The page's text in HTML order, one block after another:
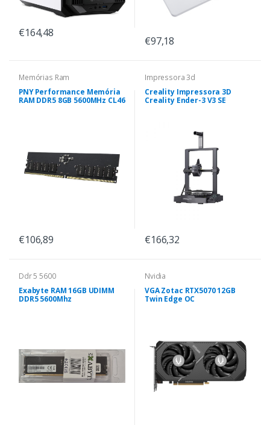
€164,48
€97,18
Memórias Ram
PNY Performance Memória
RAM DDR5 8GB 5600MHz CL46
€106,89
Impressora 3d
Creality Impressora 3D
Creality Ender-3 V3 SE
€166,32
Ddr 5 5600
Exabyte RAM 16GB UDIMM
DDR5 5600Mhz
Nvidia
VGA Zotac RTX5070 12GB
Twin Edge OC